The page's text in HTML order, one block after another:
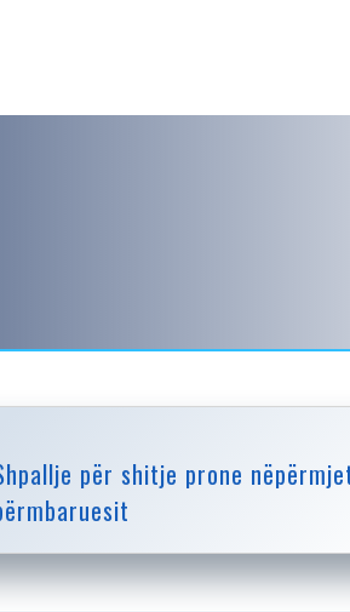
për shitje prone